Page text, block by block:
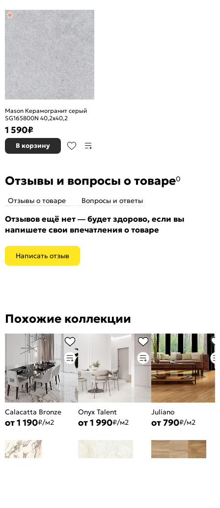
Mason Керамогранит серый
SG165800N 40,2х40,2
1 590₽
В корзину
Отзывы и вопросы о товаре0
Отзывы о товаре Вопросы и ответы
Отзывов ещё нет — будет здорово, если вы
напишете свои впечатления о товаре
Написать отзыв
Похожие коллекции
Calacatta Bronze
от 1 190₽/м2
Onyx Talent
от 1 990₽/м2
Juliano
от 790₽/м2